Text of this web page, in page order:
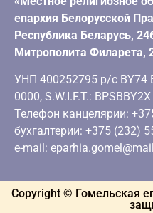
епархия Белорусской
Республика Беларусь,
Митрополита Филарета,
УНП 400252795 р/с BY74
0000, S.W.I.F.T.:
Телефон канцелярии:
бухгалтерии: +375 (232)
e-mail:
Copyright © Гомельская